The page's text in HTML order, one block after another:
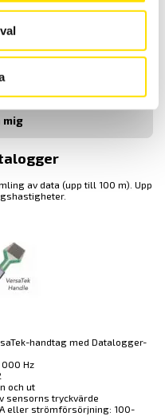
av data (upp till 100 m). Upp
handtag med Datalogger-
Hz
och ut
sensorns tryckvärde
eller strömförsörjning: 100-